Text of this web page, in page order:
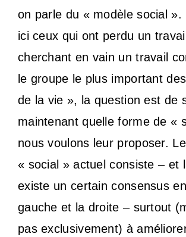
on parle du « modèle social ».
ici ceux qui ont perdu un
cherchant en vain un travail
le groupe le plus important
de la vie », la question est de
maintenant quelle forme de «
nous voulons leur proposer.
« social » actuel consiste – et
existe un certain consensus
gauche et la droite – surtout
pas exclusivement) à